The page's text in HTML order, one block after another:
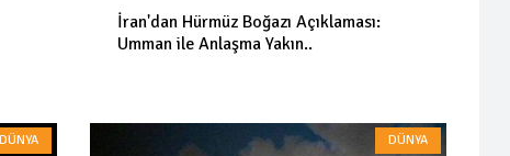
İran'dan Hürmüz Boğazı Açıklaması:
Umman ile Anlaşma Yakın..
DÜNYA DÜNYA